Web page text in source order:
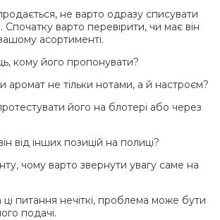
не варто одразу списувати
варто перевірити, чи має він
асортименті.
кому його пропонувати?
не тільки нотами, а й настроєм?
його на блотері або через
від інших позицій на полиці?
чому варто звернути увагу саме на
ці питання нечіткі, проблема може бути
подачі.